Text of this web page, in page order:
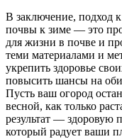
В заключение, подход
почвы к зиме — это про
для жизни в почве и
теми материалами и
укрепить здоровье
повысить шансы на
Пусть ваш огород
весной, как только
результат — здоровую
который радует ваши